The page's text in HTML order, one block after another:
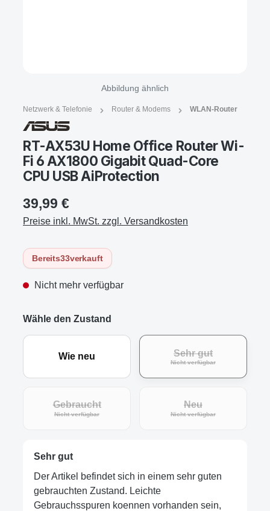
Abbildung ähnlich
Netzwerk & Telefonie Router & Modems WLAN-Router
RT-AX53U Home Office Router Wi-
Fi 6 AX1800 Gigabit Quad-Core
CPU USB AiProtection
39,99 €
Preise inkl. MwSt. zzgl. Versandkosten
Bereits33verkauft
Nicht mehr verfügbar
Wähle den Zustand
Wie neu Sehr gut
Nicht verfügbar(Diese Option ist
Gebraucht
Nicht verfügbar(Diese Option ist zurzeit nicht verfügbar.)
Neu
Nicht verfügbar(Diese Option ist
Sehr gut
Der Artikel befindet sich in einem sehr guten
gebrauchten Zustand. Leichte
Gebrauchsspuren koennen vorhanden sein,